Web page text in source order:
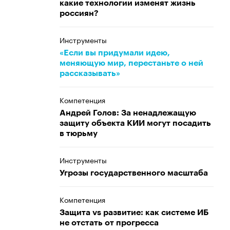
какие технологии изменят жизнь
россиян?
Инструменты
«Если вы придумали идею,
меняющую мир, перестаньте о ней
рассказывать»
Компетенция
Андрей Голов: За ненадлежащую
защиту объекта КИИ могут посадить
в тюрьму
Инструменты
Угрозы государственного масштаба
Компетенция
Защита vs развитие: как системе ИБ
не отстать от прогресса